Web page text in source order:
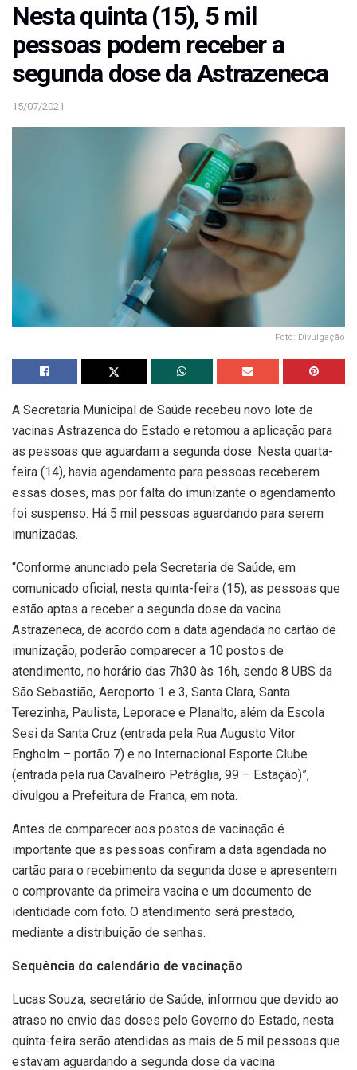
Nesta quinta (15), 5 mil
pessoas podem receber a
segunda dose da Astrazeneca
15/07/2021
Foto: Divulgação
A Secretaria Municipal de Saúde recebeu novo lote de
vacinas Astrazenca do Estado e retomou a aplicação para
as pessoas que aguardam a segunda dose. Nesta quarta-
feira (14), havia agendamento para pessoas receberem
essas doses, mas por falta do imunizante o agendamento
foi suspenso. Há 5 mil pessoas aguardando para serem
imunizadas.
“Conforme anunciado pela Secretaria de Saúde, em
comunicado oficial, nesta quinta-feira (15), as pessoas que
estão aptas a receber a segunda dose da vacina
Astrazeneca, de acordo com a data agendada no cartão de
imunização, poderão comparecer a 10 postos de
atendimento, no horário das 7h30 às 16h, sendo 8 UBS da
São Sebastião, Aeroporto 1 e 3, Santa Clara, Santa
Terezinha, Paulista, Leporace e Planalto, além da Escola
Sesi da Santa Cruz (entrada pela Rua Augusto Vitor
Engholm – portão 7) e no Internacional Esporte Clube
(entrada pela rua Cavalheiro Petráglia, 99 – Estação)”,
divulgou a Prefeitura de Franca, em nota.
Antes de comparecer aos postos de vacinação é
importante que as pessoas confiram a data agendada no
cartão para o recebimento da segunda dose e apresentem
o comprovante da primeira vacina e um documento de
identidade com foto. O atendimento será prestado,
mediante a distribuição de senhas.
Sequência do calendário de vacinação
Lucas Souza, secretário de Saúde, informou que devido ao
atraso no envio das doses pelo Governo do Estado, nesta
quinta-feira serão atendidas as mais de 5 mil pessoas que
estavam aguardando a segunda dose da vacina